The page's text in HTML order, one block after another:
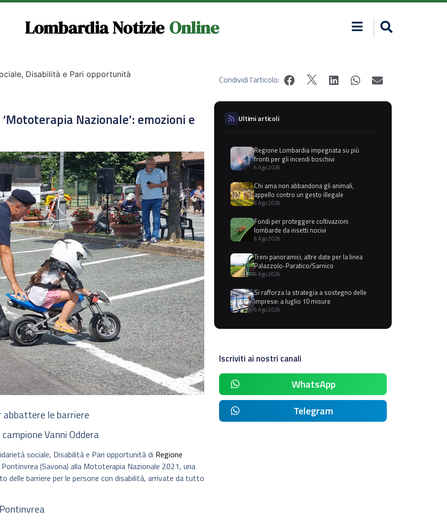
Lombardia Notizie Online
Disabilità e Pari opportunità
Nazionale’: emozioni e
abbattere le barriere
Vanni Oddera
sociale, Disabilità e Pari opportunità di Regione
(Savona) alla Mototerapia Nazionale 2021, una
delle barriere per le persone con disabilità, arrivate da tutto
Condividi l'articolo:
Ultimi articoli
Regione Lombardia impegnata su più
fronti per gli incendi boschivi
6 Ago 2026
Chi ama non abbandona gli animali,
appello contro un gesto illegale
6 Ago 2026
Fondi per proteggere coltivazioni
lombarde da insetti nocivi
6 Ago 2026
Treni panoramici, altre date per la linea
Palazzolo-Paratico/Sarnico
6 Ago 2026
Si rafforza la strategia a sostegno delle
imprese: a luglio 10 misure
6 Ago 2026
Iscriviti ai nostri canali
WhatsApp
Telegram